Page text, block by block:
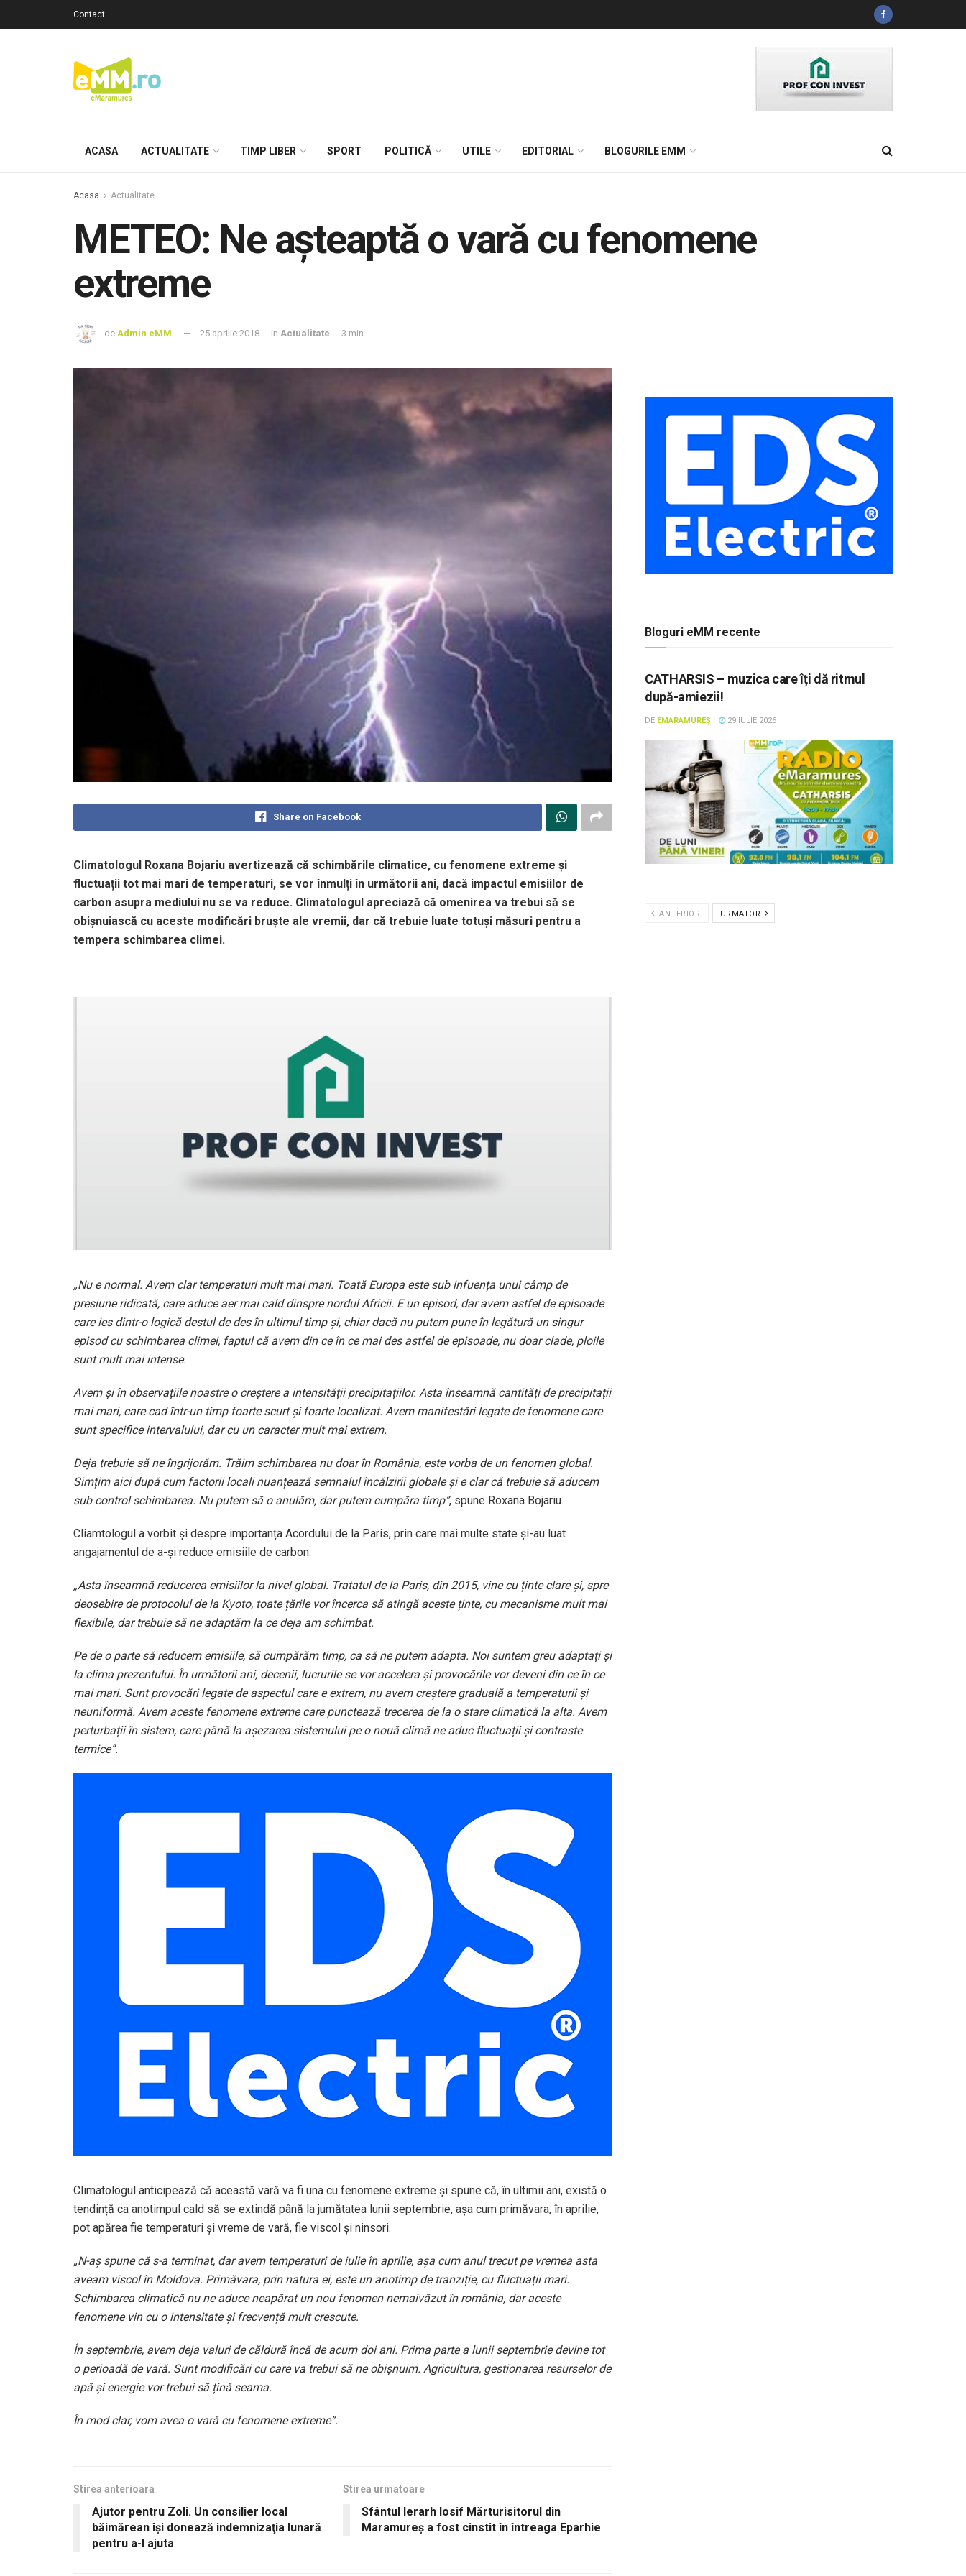
Contact
ACASA ACTUALITATE TIMP LIBER SPORT POLITICĂ UTILE EDITORIAL BLOGURILE EMM
Acasa Actualitate
METEO: Ne așteaptă o vară cu fenomene
extreme
de Admin eMM 25 aprilie 2018 in Actualitate 3 min
Share on Facebook
Climatologul Roxana Bojariu avertizează că schimbările climatice, cu fenomene extreme și
fluctuații tot mai mari de temperaturi, se vor înmulți în următorii ani, dacă impactul emisiilor de
carbon asupra mediului nu se va reduce. Climatologul apreciază că omenirea va trebui să se
obișnuiască cu aceste modificări bruște ale vremii, dar că trebuie luate totuși măsuri pentru a
tempera schimbarea climei.
„Nu e normal. Avem clar temperaturi mult mai mari. Toată Europa este sub infuența unui câmp de
presiune ridicată, care aduce aer mai cald dinspre nordul Africii. E un episod, dar avem astfel de episoade
care ies dintr-o logică destul de des în ultimul timp și, chiar dacă nu putem pune în legătură un singur
episod cu schimbarea climei, faptul că avem din ce în ce mai des astfel de episoade, nu doar clade, ploile
sunt mult mai intense.
Avem și în observațiile noastre o creștere a intensității precipitațiilor. Asta înseamnă cantități de precipitații
mai mari, care cad într-un timp foarte scurt și foarte localizat. Avem manifestări legate de fenomene care
sunt specifice intervalului, dar cu un caracter mult mai extrem.
Deja trebuie să ne îngrijorăm. Trăim schimbarea nu doar în România, este vorba de un fenomen global.
Simțim aici după cum factorii locali nuanțează semnalul încălzirii globale și e clar că trebuie să aducem
sub control schimbarea. Nu putem să o anulăm, dar putem cumpăra timp”, spune Roxana Bojariu.
Cliamtologul a vorbit și despre importanța Acordului de la Paris, prin care mai multe state și-au luat
angajamentul de a-și reduce emisiile de carbon.
„Asta înseamnă reducerea emisiilor la nivel global. Tratatul de la Paris, din 2015, vine cu ținte clare și, spre
deosebire de protocolul de la Kyoto, toate țările vor încerca să atingă aceste ținte, cu mecanisme mult mai
flexibile, dar trebuie să ne adaptăm la ce deja am schimbat.
Pe de o parte să reducem emisiile, să cumpărăm timp, ca să ne putem adapta. Noi suntem greu adaptați și
la clima prezentului. În următorii ani, decenii, lucrurile se vor accelera și provocările vor deveni din ce în ce
mai mari. Sunt provocări legate de aspectul care e extrem, nu avem creștere graduală a temperaturii și
neuniformă. Avem aceste fenomene extreme care punctează trecerea de la o stare climatică la alta. Avem
perturbații în sistem, care până la așezarea sistemului pe o nouă climă ne aduc fluctuații și contraste
termice”.
Climatologul anticipează că această vară va fi una cu fenomene extreme și spune că, în ultimii ani, există o
tendință ca anotimpul cald să se extindă până la jumătatea lunii septembrie, așa cum primăvara, în aprilie,
pot apărea fie temperaturi și vreme de vară, fie viscol și ninsori.
„N-aș spune că s-a terminat, dar avem temperaturi de iulie în aprilie, așa cum anul trecut pe vremea asta
aveam viscol în Moldova. Primăvara, prin natura ei, este un anotimp de tranziție, cu fluctuații mari.
Schimbarea climatică nu ne aduce neapărat un nou fenomen nemaivăzut în românia, dar aceste
fenomene vin cu o intensitate și frecvență mult crescute.
În septembrie, avem deja valuri de căldură încă de acum doi ani. Prima parte a lunii septembrie devine tot
o perioadă de vară. Sunt modificări cu care va trebui să ne obișnuim. Agricultura, gestionarea resurselor de
apă și energie vor trebui să țină seama.
În mod clar, vom avea o vară cu fenomene extreme”.
Stirea anterioara
Ajutor pentru Zoli. Un consilier local
băimărean îşi donează indemnizaţia lunară
pentru a-l ajuta
Stirea urmatoare
Sfântul Ierarh Iosif Mărturisitorul din
Maramureş a fost cinstit în întreaga Eparhie
Bloguri eMM recente
CATHARSIS – muzica care îți dă ritmul
după-amiezii!
DE EMARAMUREȘ 29 IULIE 2026
ANTERIOR URMATOR